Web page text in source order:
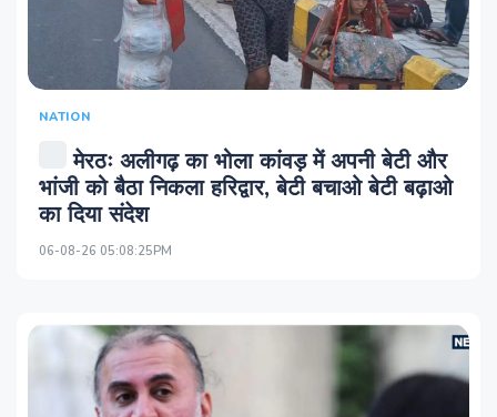
NATION
मेरठः अलीगढ़ का भोला कांवड़ में अपनी बेटी और
भांजी को बैठा निकला हरिद्वार, बेटी बचाओ बेटी बढ़ाओ
का दिया संदेश
06-08-26 05:08:25PM